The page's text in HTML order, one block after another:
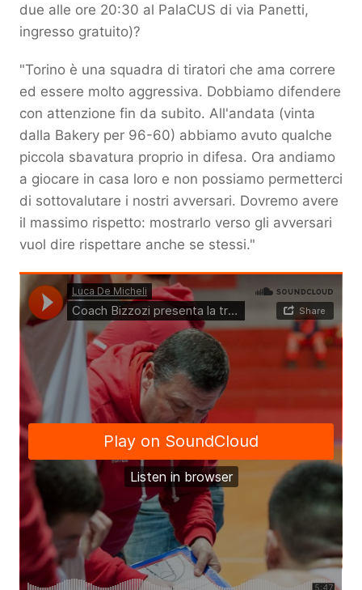
due alle ore 20:30 al PalaCUS di via Panetti,
ingresso gratuito)?
"Torino è una squadra di tiratori che ama correre
ed essere molto aggressiva. Dobbiamo difendere
con attenzione fin da subito. All'andata (vinta
dalla Bakery per 96-60) abbiamo avuto qualche
piccola sbavatura proprio in difesa. Ora andiamo
a giocare in casa loro e non possiamo permetterci
di sottovalutare i nostri avversari. Dovremo avere
il massimo rispetto: mostrarlo verso gli avversari
vuol dire rispettare anche se stessi."